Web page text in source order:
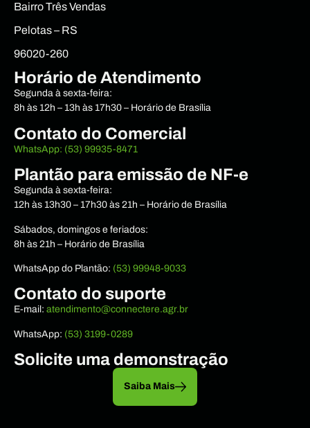
Bairro Três Vendas
Pelotas – RS
96020-260
Horário de Atendimento
Segunda à sexta-feira:
8h às 12h – 13h às 17h30 – Horário de Brasília
Contato do Comercial
WhatsApp: (53) 99935-8471
Plantão para emissão de NF-e
Segunda à sexta-feira:
12h às 13h30 – 17h30 às 21h – Horário de Brasília
Sábados, domingos e feriados:
8h às 21h – Horário de Brasília
WhatsApp do Plantão: (53) 99948-9033
Contato do suporte
E-mail: atendimento@connectere.agr.br
WhatsApp: (53) 3199-0289
Solicite uma demonstração
Saiba Mais